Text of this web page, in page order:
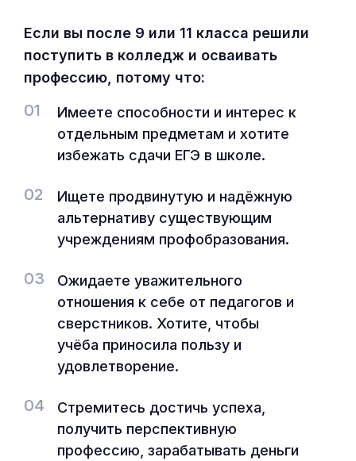
Если вы после 9 или 11 класса решили
поступить в колледж и осваивать
профессию, потому что:
01
Имеете способности и интерес к
отдельным предметам и хотите
избежать сдачи ЕГЭ в школе.
02
Ищете продвинутую и надёжную
альтернативу существующим
учреждениям профобразования.
03
Ожидаете уважительного
отношения к себе от педагогов и
сверстников. Хотите, чтобы
учёба приносила пользу и
удовлетворение.
04
Стремитесь достичь успеха,
получить перспективную
профессию, зарабатывать деньги